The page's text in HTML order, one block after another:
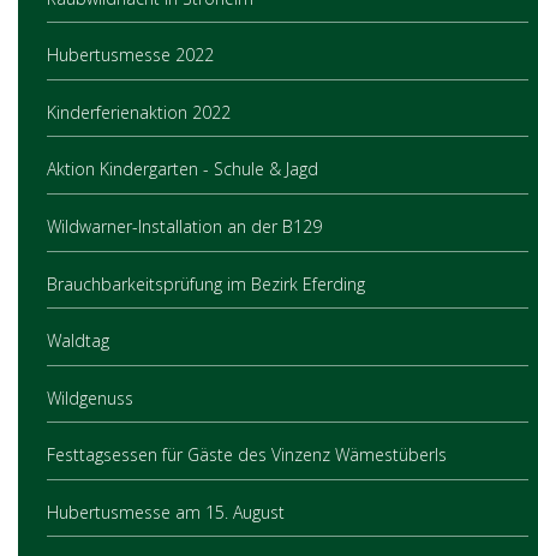
Hubertusmesse 2022
Kinderferienaktion 2022
Aktion Kindergarten - Schule & Jagd
Wildwarner-Installation an der B129
Brauchbarkeitsprüfung im Bezirk Eferding
Waldtag
Wildgenuss
Festtagsessen für Gäste des Vinzenz Wämestüberls
Hubertusmesse am 15. August